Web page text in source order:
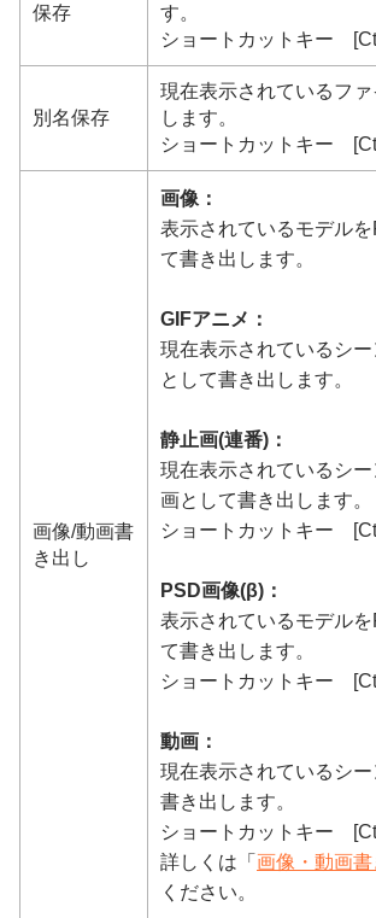
保存
す。
ショートカットキー
別名保存
現在表示されているフ
します。
ショートカットキー
画像/動画書
き出し
画像：
表示されているモデル
て書き出します。
GIFアニメ：
現在表示されているシー
として書き出します。
静止画(連番)：
現在表示されているシ
画として書き出します。
ショートカットキー
PSD画像(β)：
表示されているモデル
て書き出します。
ショートカットキー
動画：
現在表示されているシ
書き出します。
ショートカットキー
詳しくは「 画像・動画書
ください。